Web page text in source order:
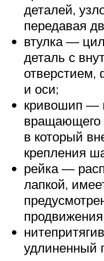
деталей,
передавая
втулка —
деталь с
отверстием,
и оси;
кривошип —
вращающего
в который
крепления
рейка —
лапкой,
удлиненный